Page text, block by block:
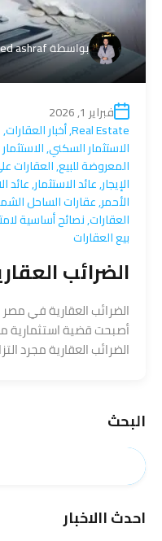
بواسطةashraf
فبراير 1, 2026
Real Estate
,أخبار العقارات,
الاستثمار السكني,
المعروضة للبيع,العقارات
الإيجار,عائد الاستثمار,عائد
الأحمر,عقارات الساحل
العقارات,نصائح أساسية
بيع العقارات
الضرائب
الضرائب العقارية في
أصبحت قضية استثمارية
الضرائب العقارية مجرد
البحث
احدث االاخبار